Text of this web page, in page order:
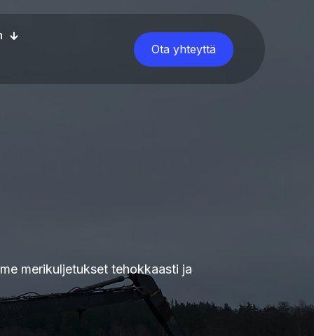
Ota yhteyttä
merikuljetukset tehokkaasti ja